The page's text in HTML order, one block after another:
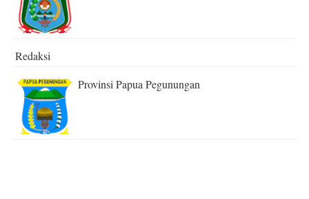
Redaksi
Provinsi Papua Pegunungan